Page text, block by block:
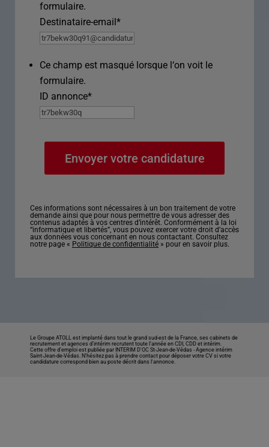
formulaire.
Destinataire-email*
Ce champ est masqué lorsque l‘on voit le
formulaire.
ID annonce*
Ces informations sont nécessaires à un bon traitement de votre
demande ainsi que pour nous permettre de vous adresser des
contenus adaptés à vos centres d’intérêt. Conformément à la loi
“informatique et libertés”, vous pouvez exercer votre droit d’accès
aux données vous concernant en nous contactant. Consultez
notre page « Politique de confidentialité » pour en savoir plus.
Le Groupe ATOLL est implanté dans tout le grand sud-est de la France, ses cabinets de
recrutement et agences d’intérim recrutent toute l’année en CDI, CDD et intérim.
Cette offre d’emploi est publiée par INTERIM D'OC St-Jean-de-Védas -Agence intérim
Saint-Jean-de-Védas. N’hésitez pas à prendre contact pour déposer votre CV si votre
candidature correspond bien au poste décrit dans l'annonce.